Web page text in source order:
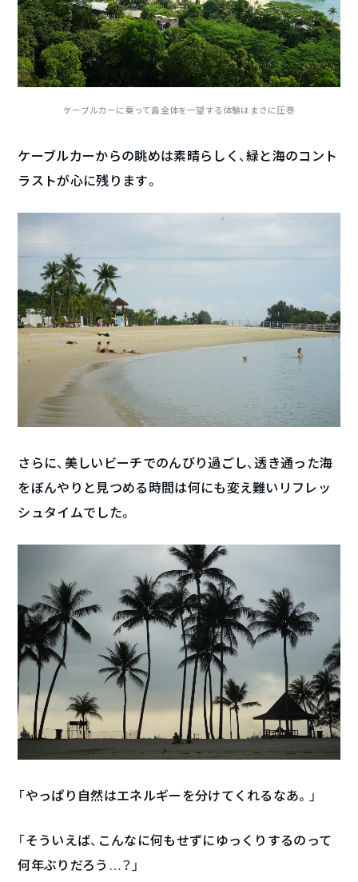
ケーブルカーに乗って島全体を一望する体験はまさに圧巻
ケーブルカーからの眺めは素晴らしく、緑と海のコント
ラストが心に残ります。
さらに、美しいビーチでのんびり過ごし、透き通った海
をぼんやりと見つめる時間は何にも変え難いリフレッ
シュタイムでした。
「やっぱり自然はエネルギーを分けてくれるなあ。」
「そういえば、こんなに何もせずにゆっくりするのって
何年ぶりだろう…？」